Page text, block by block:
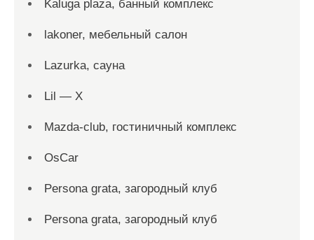
Kaluga plaza, банный комплекс
lakoner, мебельный салон
Lazurka, сауна
Lil — X
Mazda-club, гостиничный комплекс
OsCar
Persona grata, загородный клуб
Persona grata, загородный клуб